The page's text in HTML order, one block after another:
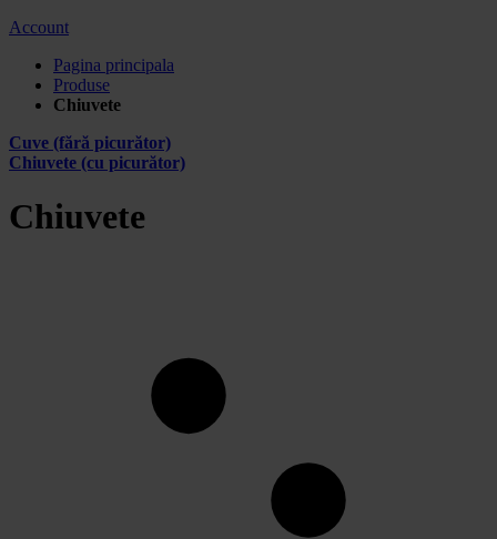
Account
Pagina principala
Produse
Chiuvete
Cuve (fără picurător)
Chiuvete (cu picurător)
Chiuvete